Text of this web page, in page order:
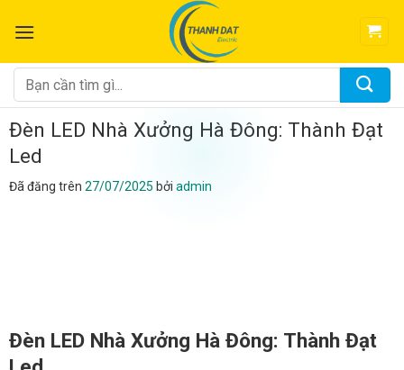
đến
dung
Tìm
kiếm:
Đèn LED Nhà Xưởng Hà Đông: Thành Đạt
Led
Đã đăng trên 27/07/2025 bởi admin
Đèn LED Nhà Xưởng Hà Đông: Thành Đạt